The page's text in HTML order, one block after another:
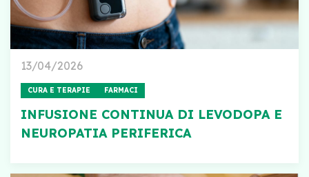
13/04/2026
CURA E TERAPIE FARMACI
INFUSIONE CONTINUA DI LEVODOPA E
NEUROPATIA PERIFERICA